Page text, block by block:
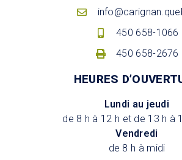
450 658-1066
450 658-2676
HEURES
Lundi au jeudi
de 8 h à 12 h et de 13 h à
Vendredi
de 8 h à midi